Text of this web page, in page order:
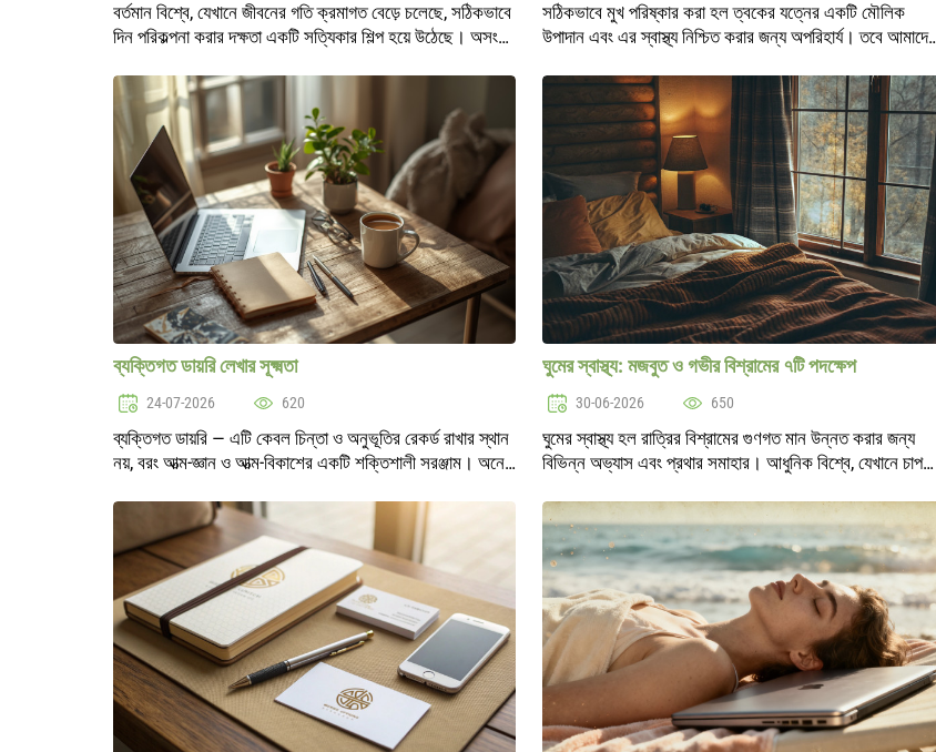
বর্তমান বিশ্বে, যেখানে জীবনের গতি ক্রমাগত বেড়ে চলেছে, সঠিকভাবে
দিন পরিকল্পনা করার দক্ষতা একটি সত্যিকার শিল্প হয়ে উঠেছে। অসংখ্য
সমস্ত সময..
ব্যক্তিগত ডায়রি লেখার সূক্ষ্মতা
24-07-2026 620
ব্যক্তিগত ডায়রি — এটি কেবল চিন্তা ও অনুভূতির রেকর্ড রাখার স্থান
নয়, বরং আত্ম-জ্ঞান ও আত্ম-বিকাশের একটি শক্তিশালী সরঞ্জাম। অনেক
বা স..
সঠিকভাবে মুখ পরিষ্কার করা হল ত্বকের যত্নের একটি মৌলিক
উপাদান এবং এর স্বাস্থ্য নিশ্চিত করার জন্য অপরিহার্য। তবে আমাদের
নেতিবাচক প্রভাব ফেলতে পা..
ঘুমের স্বাস্থ্য: মজবুত ও গভীর বিশ্রামের ৭টি পদক্ষেপ
30-06-2026 650
ঘুমের স্বাস্থ্য হল রাত্রির বিশ্রামের গুণগত মান উন্নত করার জন্য
বিভিন্ন অভ্যাস এবং প্রথার সমাহার। আধুনিক বিশ্বে, যেখানে চাপ
ঘুমের স্বাস্থ্য রক্ষ..